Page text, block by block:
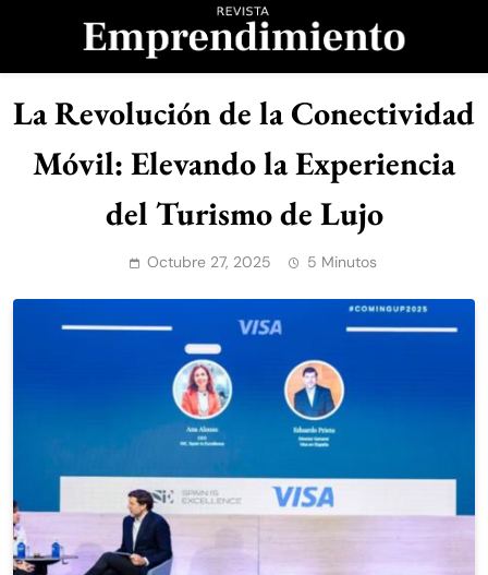
Revista
Emprendimiento
La Revolución de la Conectividad
Móvil: Elevando la Experiencia
del Turismo de Lujo
Octubre 27, 2025 5 Minutos